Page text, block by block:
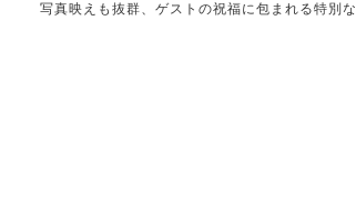
写真映えも抜群、ゲストの祝福に包まれる特別な